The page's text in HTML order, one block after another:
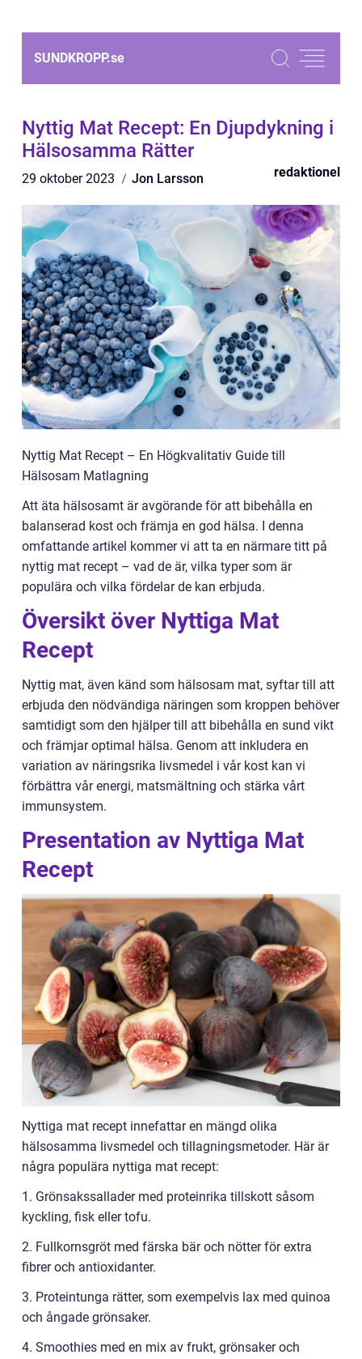
SUNDKROPP.se
Nyttig Mat Recept: En Djupdykning i
Hälsosamma Rätter
29 oktober 2023 Jon Larsson redaktionel
Nyttig Mat Recept – En Högkvalitativ Guide till
Hälsosam Matlagning
Att äta hälsosamt är avgörande för att bibehålla en
balanserad kost och främja en god hälsa. I denna
omfattande artikel kommer vi att ta en närmare titt på
nyttig mat recept – vad de är, vilka typer som är
populära och vilka fördelar de kan erbjuda.
Översikt över Nyttiga Mat
Recept
Nyttig mat, även känd som hälsosam mat, syftar till att
erbjuda den nödvändiga näringen som kroppen behöver
samtidigt som den hjälper till att bibehålla en sund vikt
och främjar optimal hälsa. Genom att inkludera en
variation av näringsrika livsmedel i vår kost kan vi
förbättra vår energi, matsmältning och stärka vårt
immunsystem.
Presentation av Nyttiga Mat
Recept
Nyttiga mat recept innefattar en mängd olika
hälsosamma livsmedel och tillagningsmetoder. Här är
några populära nyttiga mat recept:
1. Grönsakssallader med proteinrika tillskott såsom
kyckling, fisk eller tofu.
2. Fullkornsgröt med färska bär och nötter för extra
fibrer och antioxidanter.
3. Proteintunga rätter, som exempelvis lax med quinoa
och ångade grönsaker.
4. Smoothies med en mix av frukt, grönsaker och